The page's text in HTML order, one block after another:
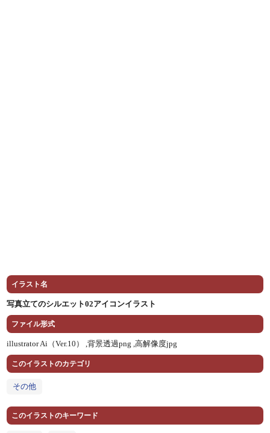
イラスト名
写真立てのシルエット02アイコンイラスト
ファイル形式
illustrator Ai（Ver.10） ,背景透過png ,高解像度jpg
このイラストのカテゴリ
その他
このイラストのキーワード